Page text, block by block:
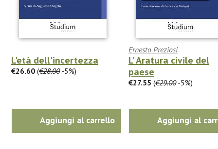
L'età dell'incertezza
€26.60 (€28.00-5%)
Aggiungi al carrello
Ernesto Preziosi
L' Aratura civile del
paese
€27.55 (€29.00-5%)
Aggiungi al